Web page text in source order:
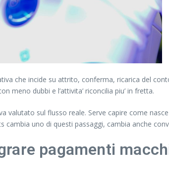
che incide su attrito, conferma, ricarica del
meno dubbi e l’attivita’ riconcilia piu’ in fretta.
sul flusso reale. Serve capire come
uno di questi passaggi, cambia anche
pagamenti